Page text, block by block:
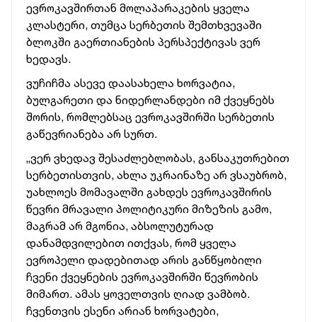
ევროკავშირთან მოლაპარაკების ყველა
კლასტერი, თუმცა სერბეთის შემთხვევაში
ბლოკში გაერთიანების პერსპექტივას ვერ
ხედავს.
ვუჩიჩმა ასევე დაასახელა ხორვატია,
ბულგარეთი და ნიდერლანდები იმ ქვეყნებს
შორის, რომლებსაც ევროკავშირში სერბეთის
გაწევრიანება არ სურთ.
„ვერ ვხედავ შესაძლებლობას, განსაკუთრებით
სერბეთისთვის, ახლა უკრაინაზე არ ვსაუბრობ,
უახლოეს მომავალში გახდეს ევროკავშირის
წევრი მრავალი პოლიტიკური მიზეზის გამო,
მაგრამ არ მგონია, აბსოლუტურად
დანამდვილებით ითქვას, რომ ყველა
ევროპელი დადებითად არის განწყობილი
ჩვენი ქვეყნების ევროკავშირში წევრობის
მიმართ. ამას ყოველთვის ღიად ვამბობ.
ჩვენთვის ესენი არიან ხორვატები,